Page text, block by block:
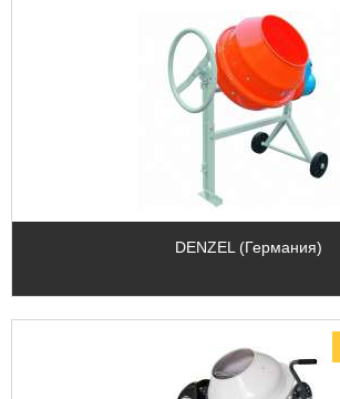
DENZEL (Германия)